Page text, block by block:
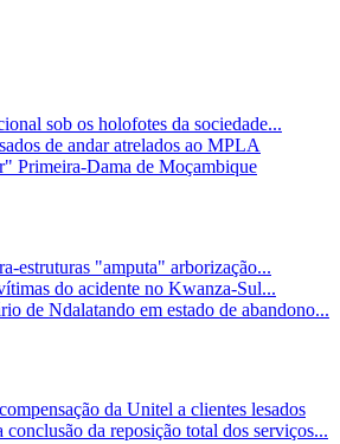
sob os holofotes da sociedade...
de andar atrelados ao MPLA
Primeira-Dama de Moçambique
estruturas "amputa" arborização...
do acidente no Kwanza-Sul...
de Ndalatando em estado de abandono...
da Unitel a clientes lesados
da reposição total dos serviços...